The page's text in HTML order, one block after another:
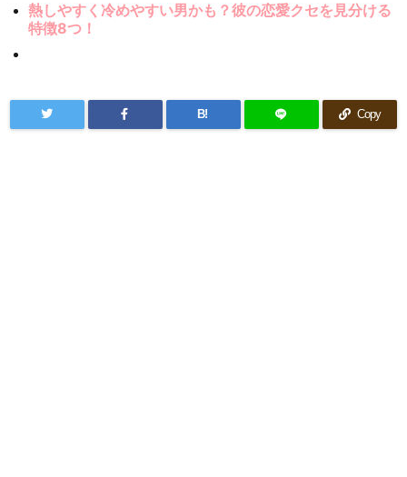
熱しやすく冷めやすい男かも？彼の恋愛クセを見分ける
特徴8つ！
B! Copy